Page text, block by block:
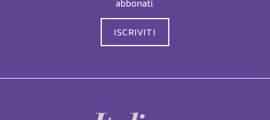
abbonati.
ISCRIVITI